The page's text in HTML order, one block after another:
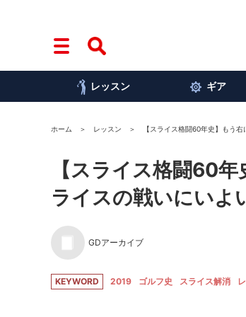
レッスン ギア
ホーム レッスン 【スライス格闘60年史】もう
【スライス格闘60
ライスの戦いにいよ
GDアーカイブ
KEYWORD 2019 ゴルフ史 スライス解消